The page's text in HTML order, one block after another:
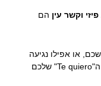
וקשר עין הם
או אפילו נגיעה
קלה בזרוע – כל אלה יכולים להעצים את ה"Te quiero" שלכם